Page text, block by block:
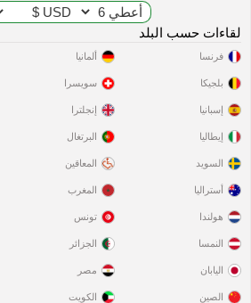
لقاءات حسب البلد
فرنسا
بلجيكا
إسبانيا
إيطاليا
السويد
ألمانيا
سويسرا
إنجلترا
البرتغال
المعاقين
أستراليا
هولندا
النمسا
اليابان
الصين
المغرب
تونس
الجزائر
مصر
الكويت